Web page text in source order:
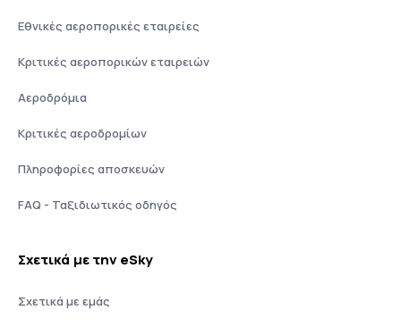
Εθνικές αεροπορικές εταιρείες
Κριτικές αεροπορικών εταιρειών
Αεροδρόμια
Κριτικές αεροδρομίων
Πληροφορίες αποσκευών
FAQ - Ταξιδιωτικός οδηγός
Σχετικά με την eSky
Σχετικά με εμάς